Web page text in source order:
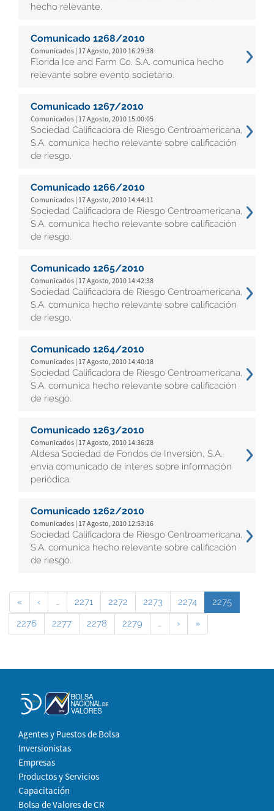
hecho relevante.
Comunicado 1268/2010
Comunicados | 17 Agosto, 2010 16:29:38
Florida Ice and Farm Co. S.A. comunica hecho
relevante sobre evento societario.
Comunicado 1267/2010
Comunicados | 17 Agosto, 2010 15:00:05
Sociedad Calificadora de Riesgo Centroamericana,
S.A. comunica hecho relevante sobre calificación
de riesgo.
Comunicado 1266/2010
Comunicados | 17 Agosto, 2010 14:44:11
Sociedad Calificadora de Riesgo Centroamericana,
S.A. comunica hecho relevante sobre calificación
de riesgo.
Comunicado 1265/2010
Comunicados | 17 Agosto, 2010 14:42:38
Sociedad Calificadora de Riesgo Centroamericana,
S.A. comunica hecho relevante sobre calificación
de riesgo.
Comunicado 1264/2010
Comunicados | 17 Agosto, 2010 14:40:18
Sociedad Calificadora de Riesgo Centroamericana,
S.A. comunica hecho relevante sobre calificación
de riesgo.
Comunicado 1263/2010
Comunicados | 17 Agosto, 2010 14:36:28
Aldesa Sociedad de Fondos de Inversión, S.A.
envía comunicado de ínteres sobre información
periódica.
Comunicado 1262/2010
Comunicados | 17 Agosto, 2010 12:53:16
Sociedad Calificadora de Riesgo Centroamericana,
S.A. comunica hecho relevante sobre calificación
de riesgo.
« ‹ … 2271 2272 2273 2274
2275
2276
2277 2278 2279 … › »
Agentes y Puestos de Bolsa
Inversionistas
Empresas
Productos y Servicios
Capacitación
Bolsa de Valores de CR